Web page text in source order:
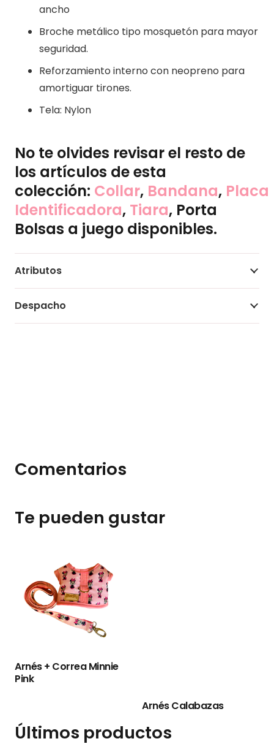
ancho
Broche metálico tipo mosquetón para mayor
seguridad.
Reforzamiento interno con neopreno para
amortiguar tirones.
Tela: Nylon
No te olvides revisar el resto de
los artículos de esta
colección: Collar, Bandana, Placa
Identificadora, Tiara, Porta
Bolsas a juego disponibles.
Atributos
Despacho
Comentarios
Te pueden gustar
Arnés + Correa Minnie
Pink
Arnés Calabazas
Últimos productos